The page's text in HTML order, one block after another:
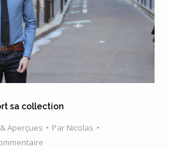
sa collection
Aperçues Par Nicolas